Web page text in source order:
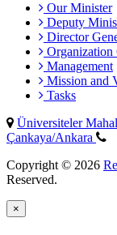
Our Minister
Deputy
Director
Organization
Management
Mission and
Tasks
Üniversiteler
Çankaya/Ankara
Copyright © 2026
Reserved.
×